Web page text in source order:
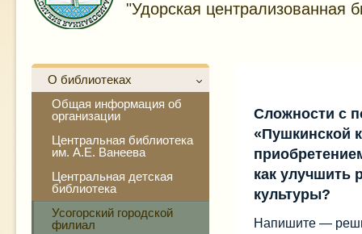
"Удорская централизованная
О библиотеках
Общая информация об
организации
Центральная библиотека
им. А.Е. Ванеева
Центральная детская
библиотека
Усогорский городской
филиал
Сложности с
«Пушкинской
как улучшить
культуры?
Напишите —